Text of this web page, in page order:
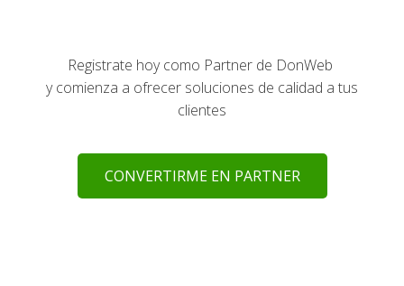
Registrate hoy como Partner de DonWeb
y comienza a ofrecer soluciones de calidad a tus
clientes
CONVERTIRME EN PARTNER